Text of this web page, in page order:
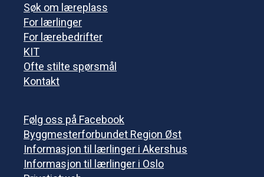
Søk om læreplass
For lærlinger
For lærebedrifter
KIT
Ofte stilte spørsmål
Kontakt
Følg oss på Facebook
Byggmesterforbundet Region Øst
Informasjon til lærlinger i Akershus
Informasjon til lærlinger i Oslo